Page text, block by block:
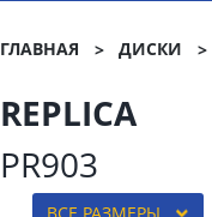
ГЛАВНАЯ ДИСКИ
REPLICA
PR903